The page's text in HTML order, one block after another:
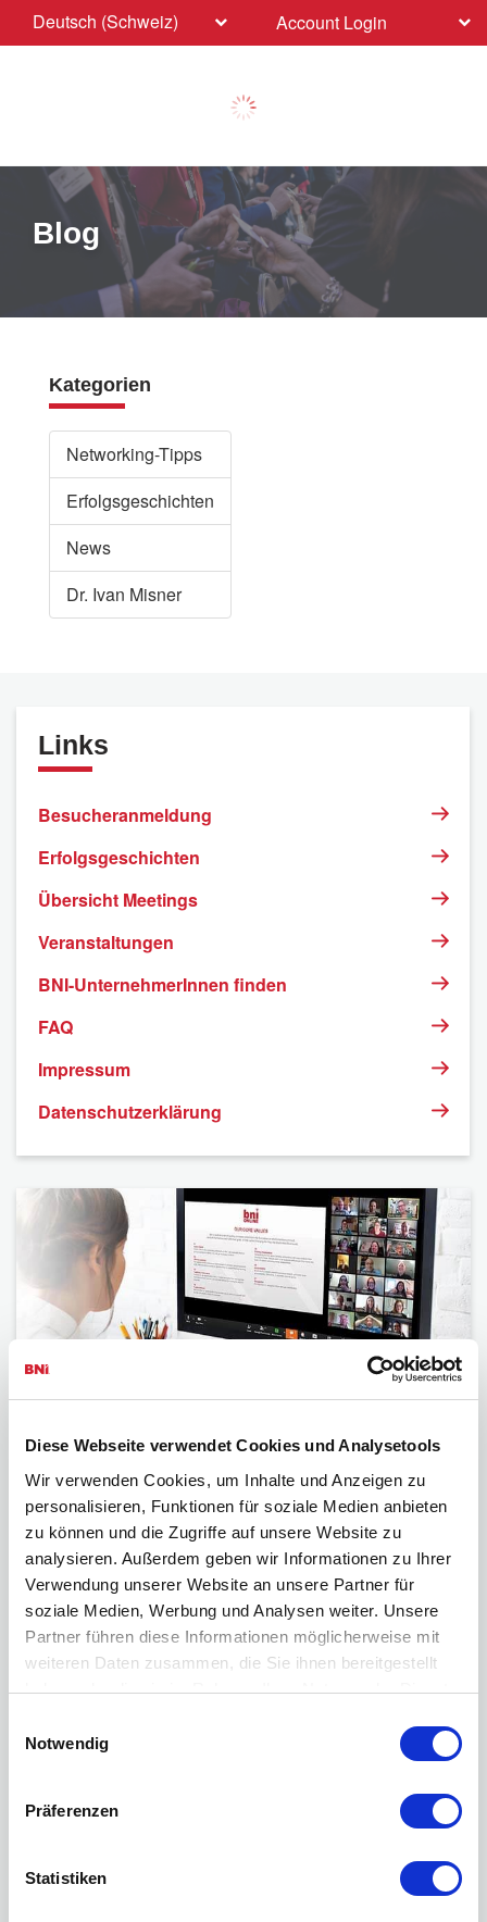
Diese Webseite verwendet Cookies und Analysetools
Wir verwenden Cookies, um Inhalte und Anzeigen zu
personalisieren, Funktionen für soziale Medien anbieten
zu können und die Zugriffe auf unsere Website zu
analysieren. Außerdem geben wir Informationen zu Ihrer
Verwendung unserer Website an unsere Partner für
soziale Medien, Werbung und Analysen weiter. Unsere
Partner führen diese Informationen möglicherweise mit
weiteren Daten zusammen, die Sie ihnen bereitgestellt
haben oder die sie im Rahmen Ihrer Nutzung der Dienste
Notwendig
Präferenzen
Statistiken
Deutsch (Schweiz) Account Login
Blog
Kategorien
Networking-Tipps
Erfolgsgeschichten
News
Dr. Ivan Misner
Links
Besucheranmeldung
Erfolgsgeschichten
Übersicht Meetings
Veranstaltungen
BNI-UnternehmerInnen finden
FAQ
Impressum
Datenschutzerklärung
Podcast